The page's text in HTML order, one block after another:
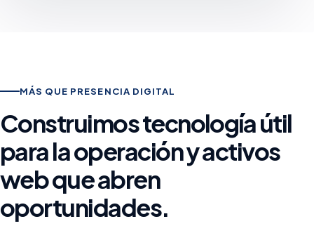
MÁS QUE PRESENCIA DIGITAL
Construimos tecnología útil
para la operación y activos
web que abren
oportunidades.